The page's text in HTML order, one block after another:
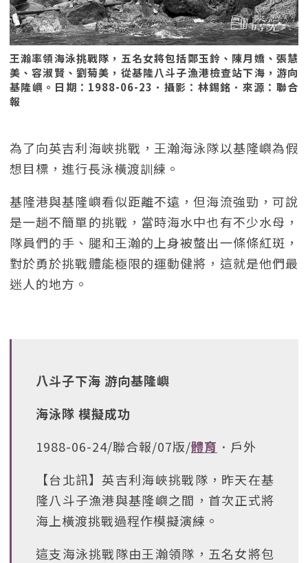
王瀚率領海泳挑戰隊，五名女將包括鄭玉鈴、陳月嬌、張慧
美、容淑賢、劉菊美，從基隆八斗子漁港檢查站下海，游向
基隆嶼。日期：1988-06-23．攝影：林錫銘．來源：聯合
報
為了向英吉利海峽挑戰，王瀚海泳隊以基隆嶼為假
想目標，進行長泳橫渡訓練。
基隆港與基隆嶼看似距離不遠，但海流強勁，可說
是一趟不簡單的挑戰，當時海水中也有不少水母，
隊員們的手、腿和王瀚的上身被螫出一條條紅斑，
對於勇於挑戰體能極限的運動健將，這就是他們最
迷人的地方。
八斗子下海 游向基隆嶼
海泳隊 模擬成功
1988-06-24/聯合報/07版/體育 ．戶外
【台北訊】英吉利海峽挑戰隊，昨天在基
隆八斗子漁港與基隆嶼之間，首次正式將
海上橫渡挑戰過程作模擬演練。
這支海泳挑戰隊由王瀚領隊，五名女將包